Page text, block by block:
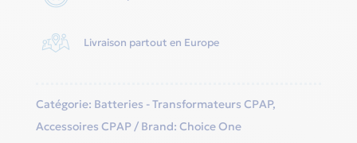
Livraison partout en Europe
Catégorie: Batteries - Transformateurs CPAP,
Accessoires CPAP
Brand: Choice One